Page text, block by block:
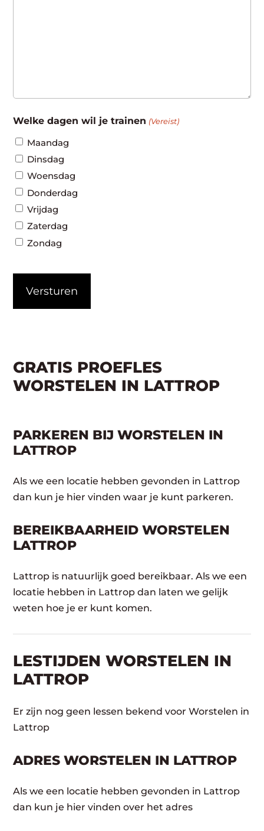
Welke dagen wil je trainen (Vereist)
Maandag
Dinsdag
Woensdag
Donderdag
Vrijdag
Zaterdag
Zondag
GRATIS PROEFLES
WORSTELEN IN LATTROP
PARKEREN BIJ WORSTELEN IN
LATTROP
Als we een locatie hebben gevonden in Lattrop
dan kun je hier vinden waar je kunt parkeren.
BEREIKBAARHEID WORSTELEN
LATTROP
Lattrop is natuurlijk goed bereikbaar. Als we een
locatie hebben in Lattrop dan laten we gelijk
weten hoe je er kunt komen.
LESTIJDEN WORSTELEN IN
LATTROP
Er zijn nog geen lessen bekend voor Worstelen in
Lattrop
ADRES WORSTELEN IN LATTROP
Als we een locatie hebben gevonden in Lattrop
dan kun je hier vinden over het adres